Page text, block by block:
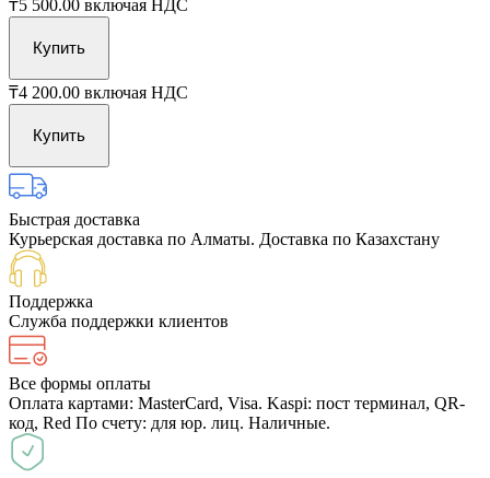
₸5 500.00 включая НДС
Купить
₸4 200.00 включая НДС
Купить
Быстрая доставка
Курьерская доставка по Алматы. Доставка по Казахстану
Поддержка
Служба поддержки клиентов
Все формы оплаты
Оплата картами: MasterCard, Visa. Kaspi: пост терминал, QR-
код, Red По счету: для юр. лиц. Наличные.